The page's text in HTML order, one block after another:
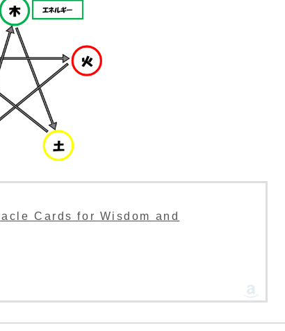
Cards for Wisdom and